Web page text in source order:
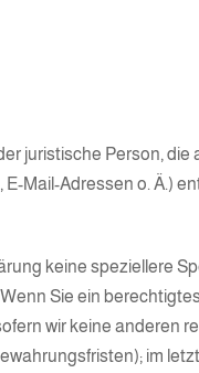
juristische Person,
Mail-Adressen o. Ä.)
keine speziellere
Sie ein
wir keine anderen
im